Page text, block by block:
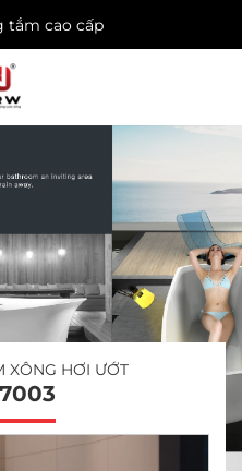
tắm cao cấp
XÔNG HƠI ƯỚT